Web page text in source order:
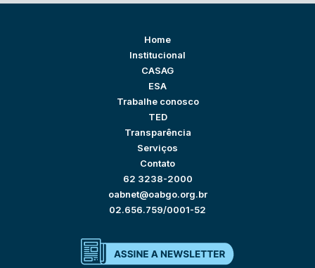
Home
Institucional
CASAG
ESA
Trabalhe conosco
TED
Transparência
Serviços
Contato
62 3238-2000
oabnet@oabgo.org.br
02.656.759/0001-52